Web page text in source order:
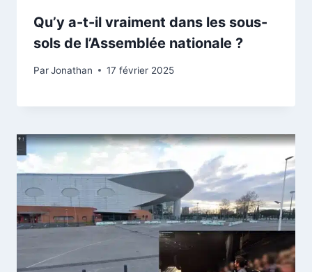
Qu’y a-t-il vraiment dans les sous-
sols de l’Assemblée nationale ?
ParJonathan 17 février 2025